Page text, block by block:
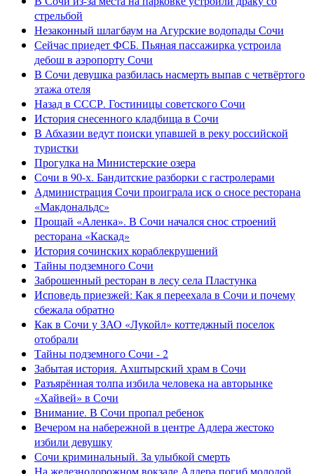
стрельбой
Незаконный шлагбаум на Агурские водопады Сочи
Сейчас приедет ФСБ. Пьяная пассажирка устроила
дебош в аэропорту Сочи
В Сочи девушка разбилась насмерть выпав с четвёртого
этажа отеля
Назад в СССР. Гостиницы советского Сочи
История снесенного кладбища в Сочи
В Абхазии ведут поиски упавшей в реку российской
туристки
Прогулка на Министерские озера
Сочи в 90-х. Бандитские разборки с гастролерами
Администрация Сочи проиграла иск о сносе ресторана
«Макдональдс»
Прощай «Аленка». В Сочи начался снос строений
ресторана «Каскад»
История сочинских кораблекрушений
Тайны подземного Сочи
Заброшенный ресторан в лесу села Пластунка
Исповедь приезжей: Как я переехала в Сочи и почему
сбежала обратно
Как в Сочи у ЗАО «Лукойл» коттеджный поселок
отобрали
Тайны подземного Сочи - 2
Забытая история. Ахштырский храм в Сочи
Разъярённая толпа избила человека на авторынке
«Хайвей» в Сочи
Внимание. В Сочи пропал ребенок
Вечером на набережной в центре Адлера жестоко
избили девушку
Сочи криминальный. За улыбкой смерть
На железнодорожном вокзале Адлера погиб молодой